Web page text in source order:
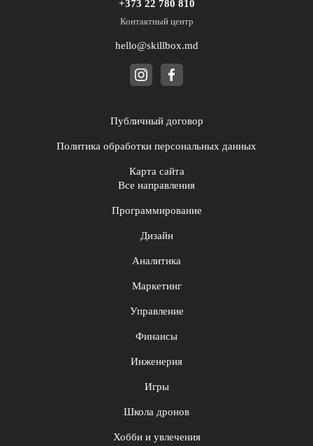
+373 22 780 810
Контактный центр
hello@skillbox.md
Публичный договор
Политика обработки персональных данных
Карта сайта
Все направления
Программирование
Дизайн
Аналитика
Маркетинг
Управление
Финансы
Инженерия
Игры
Школа дронов
Хобби и увлечения